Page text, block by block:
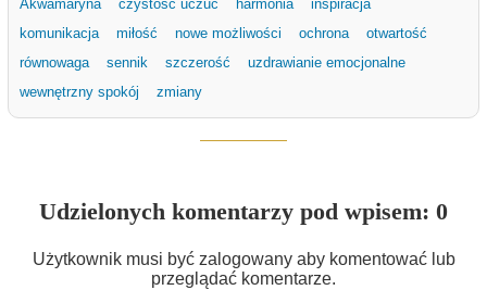
Akwamaryna czystość uczuć harmonia
inspiracja
komunikacja
miłość nowe możliwości ochrona
otwartość
równowaga
sennik szczerość
uzdrawianie emocjonalne
wewnętrzny spokój
zmiany
Udzielonych komentarzy pod wpisem: 0
Użytkownik musi być zalogowany aby komentować lub
przeglądać komentarze.